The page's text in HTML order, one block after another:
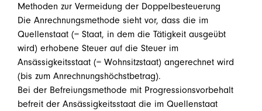
Methoden zur Vermeidung der Doppelbesteuerung
Die Anrechnungsmethode sieht vor, dass die im
Quellenstaat (= Staat, in dem die Tätigkeit ausgeübt
wird) erhobene Steuer auf die Steuer im
Ansässigkeitsstaat (= Wohnsitzstaat) angerechnet wird
(bis zum Anrechnungshöchstbetrag).
Bei der Befreiungsmethode mit Progressionsvorbehalt
befreit der Ansässigkeitsstaat die im Quellenstaat